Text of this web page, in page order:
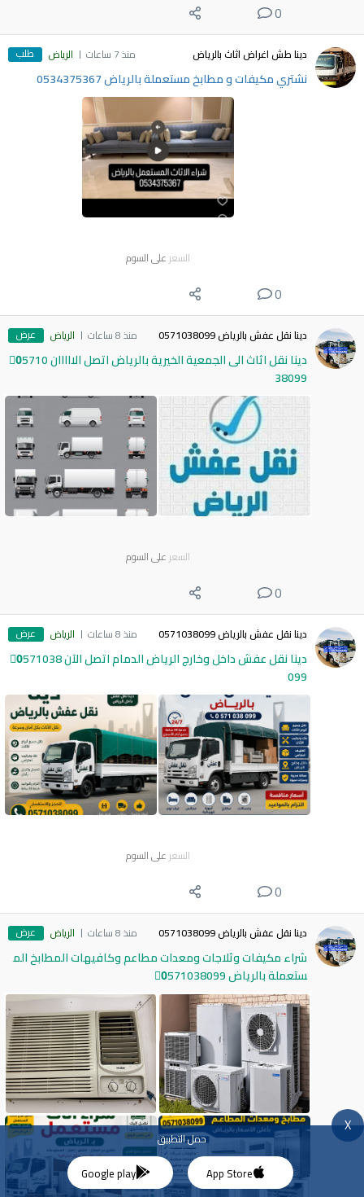
0
دينا طش اغراض اثاث بالرياض منذ 7 ساعات الرياض طلب
نشتري مكيفات و مطابخ مستعملة بالرياض 0534375367
السعر على السوم
0
دينا نقل عفش بالرياض 0571038099 منذ 8 ساعات الرياض عرض
دينا نقل اثاث الى الجمعية الخيرية بالرياض اتصل الااااان 0َ5710
38099
السعر على السوم
0
دينا نقل عفش بالرياض 0571038099 منذ 8 ساعات الرياض عرض
دينا نقل عفش داخل وخارج الرياض الدمام اتصل الآن 0َ571038
099
السعر على السوم
0
دينا نقل عفش بالرياض 0571038099 منذ 8 ساعات الرياض عرض
شراء مكيفات وثلاجات ومعدات مطاعم وكافيهات المطابخ الم
ستعملة بالرياض 0َ571038099
X
حمل التطبيق
App Store
Google play